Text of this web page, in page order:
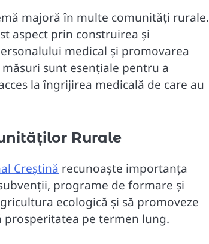
majoră în multe comunități rurale.
aspect prin construirea și
medical și promovarea
sunt esențiale pentru a
la îngrijirea medicală de care au
Rurale
Creștină recunoaște importanța
programe de formare și
ecologică și să promoveze
prosperitatea pe termen lung.